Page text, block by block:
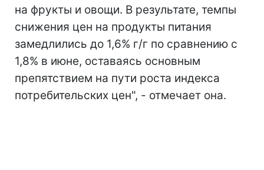
на фрукты и овощи. В результате, темпы
снижения цен на продукты питания
замедлились до 1,6% г/г по сравнению с
1,8% в июне, оставаясь основным
препятствием на пути роста индекса
потребительских цен", - отмечает она.